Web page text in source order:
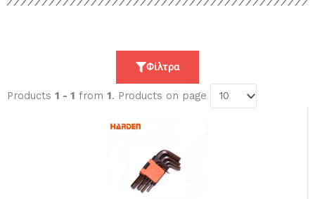
Φίλτρα
Products 1 - 1 from 1. Products on page